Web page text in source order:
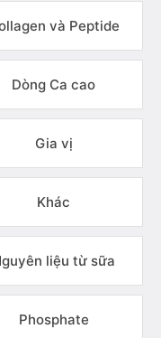
và Peptide
Dòng Ca cao
Gia vị
Khác
liệu từ sữa
Phosphate